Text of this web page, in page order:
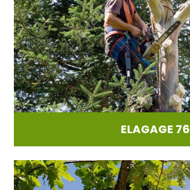
ELAGAGE 76